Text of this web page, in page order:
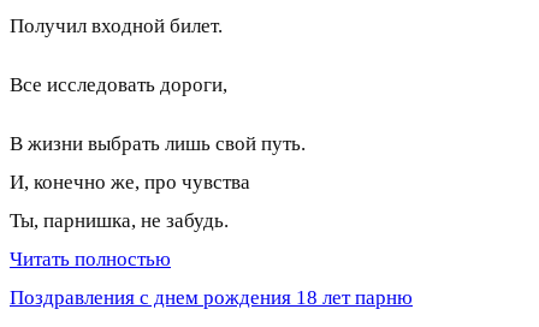
Получил входной билет.
Все исследовать дороги,
В жизни выбрать лишь свой путь.
И, конечно же, про чувства
Ты, парнишка, не забудь.
Читать полностью
Поздравления с днем рождения 18 лет парню